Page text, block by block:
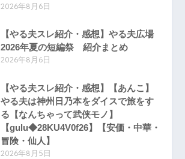
2026年8月6日
【やる夫スレ紹介・感想】やる夫広場
2026年夏の短編祭 紹介まとめ
2026年8月6日
【やる夫スレ紹介・感想】【あんこ】
やる夫は神州日乃本をダイスで旅をす
る【なんちゃって武侠モノ】
【gulu◆28KU4V0f26】【安価・中華・
冒険・仙人】
2026年8月5日